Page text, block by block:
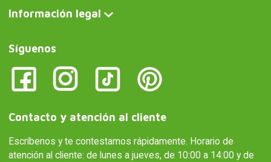
Información legal
Síguenos
Contacto y atención al cliente
Escríbenos y te contestamos rápidamente. Horario de
atención al cliente: de lunes a jueves, de 10:00 a 14:00 y de